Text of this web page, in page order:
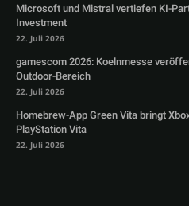
Microsoft und Mistral vertiefen KI-
Investment
22. Juli 2026
gamescom 2026: Koelnmesse
Outdoor-Bereich
22. Juli 2026
Homebrew-App Green Vita bringt
PlayStation Vita
22. Juli 2026